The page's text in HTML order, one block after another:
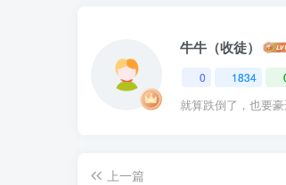
牛牛（收徒）
0 1834
就算跌倒了，也要
上一篇